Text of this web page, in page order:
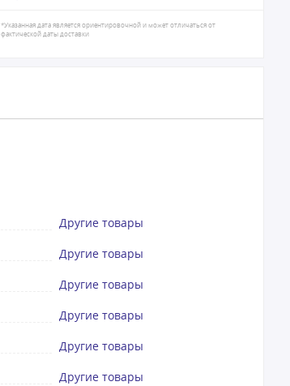
*Указанная дата является ориентировочной и может отличаться от
фактической даты доставки
Другие товары
Другие товары
Другие товары
Другие товары
Другие товары
Другие товары